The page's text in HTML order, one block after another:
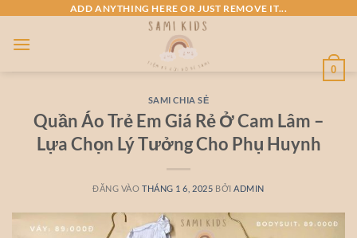
nội
dung
ADD ANYTHING HERE OR JUST REMOVE IT...
0
SAMI CHIA SẺ
Quần Áo Trẻ Em Giá Rẻ Ở Cam Lâm –
Lựa Chọn Lý Tưởng Cho Phụ Huynh
ĐĂNG VÀO THÁNG 1 6, 2025 BỞI ADMIN